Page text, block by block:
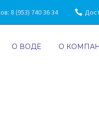
8 (953) 740 36 34
О ВОДЕ О